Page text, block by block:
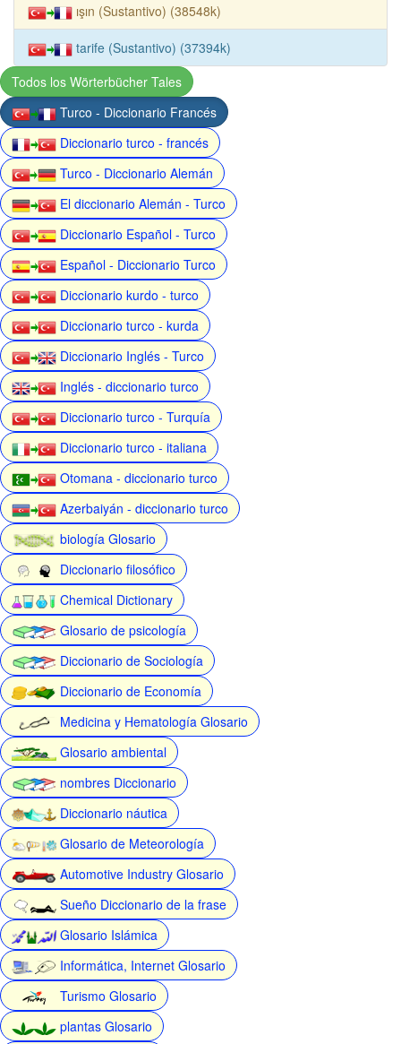
ışın (Sustantivo) (38548k)
tarife (Sustantivo) (37394k)
Todos los Wörterbücher Tales
Turco - Diccionario Francés
Diccionario turco - francés
Turco - Diccionario Alemán
El diccionario Alemán - Turco
Diccionario Español - Turco
Español - Diccionario Turco
Diccionario kurdo - turco
Diccionario turco - kurda
Diccionario Inglés - Turco
Inglés - diccionario turco
Diccionario turco - Turquía
Diccionario turco - italiana
Otomana - diccionario turco
Azerbaiyán - diccionario turco
biología Glosario
Diccionario filosófico
Chemical Dictionary
Glosario de psicología
Diccionario de Sociología
Diccionario de Economía
Medicina y Hematología Glosario
Glosario ambiental
nombres Diccionario
Diccionario náutica
Glosario de Meteorología
Automotive Industry Glosario
Sueño Diccionario de la frase
Glosario Islámica
Informática, Internet Glosario
Turismo Glosario
plantas Glosario